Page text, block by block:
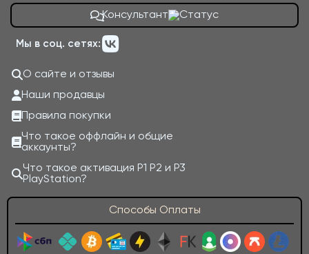
Консультант
Мы в соц. сетях:
О сайте и отзывы
Наши продавцы
Правила покупки
Что такое оффлайн и общие
аккаунты?
Что такое активация P1 P2 и P3
PlayStation?
Способы Оплаты